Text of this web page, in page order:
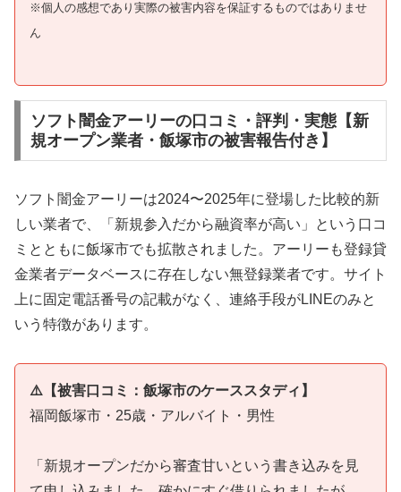
※個人の感想であり実際の被害内容を保証するものではありませ
ん
ソフト闇金アーリーの口コミ・評判・実態【新
規オープン業者・飯塚市の被害報告付き】
ソフト闇金アーリーは2024〜2025年に登場した比較的新
しい業者で、「新規参入だから融資率が高い」という口コ
ミとともに飯塚市でも拡散されました。アーリーも登録貸
金業者データベースに存在しない無登録業者です。サイト
上に固定電話番号の記載がなく、連絡手段がLINEのみと
いう特徴があります。
⚠️【被害口コミ：飯塚市のケーススタディ】
福岡飯塚市・25歳・アルバイト・男性
「新規オープンだから審査甘いという書き込みを見